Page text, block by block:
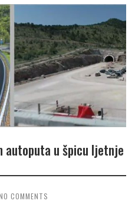
autoputa u špicu ljetnje
COMMENTS